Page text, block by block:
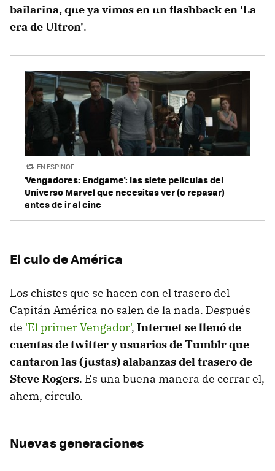
bailarina, que ya vimos en un flashback en 'La
era de Ultron'.
EN ESPINOF
'Vengadores: Endgame': las siete películas del
Universo Marvel que necesitas ver (o repasar)
antes de ir al cine
El culo de América
Los chistes que se hacen con el trasero del
Capitán América no salen de la nada. Después
de 'El primer Vengador', Internet se llenó de
cuentas de twitter y usuarios de Tumblr que
cantaron las (justas) alabanzas del trasero de
Steve Rogers. Es una buena manera de cerrar el,
ahem, círculo.
Nuevas generaciones